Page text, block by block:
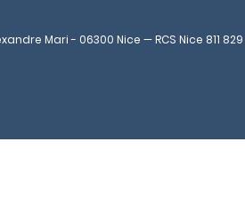
Mari - 06300 Nice — RCS Nice 811